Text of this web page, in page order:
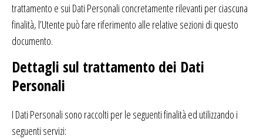
trattamento e sui Dati Personali concretamente rilevanti per ciascuna
finalità, l’Utente può fare riferimento alle relative sezioni di questo
documento.
Dettagli sul trattamento dei Dati
Personali
I Dati Personali sono raccolti per le seguenti finalità ed utilizzando i
seguenti servizi: